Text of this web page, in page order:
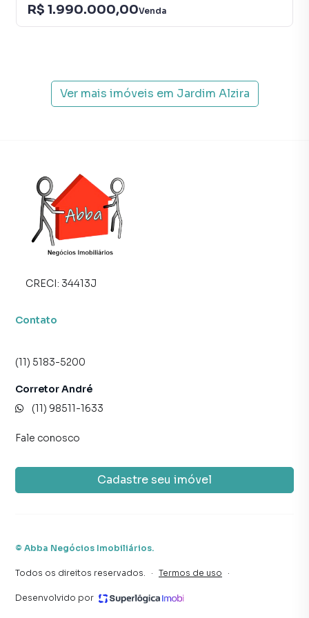
R$ 1.990.000,00Venda
Ver mais imóveis em Jardim Alzira
CRECI: 34413J
Contato
(11) 5183-5200
Corretor André
(11) 98511-1633
Fale conosco
Cadastre seu imóvel
© Abba Negócios Imobiliários.
Todos os direitos reservados. · Termos de uso ·
Desenvolvido por